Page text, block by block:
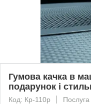
Гумова качка в
подарунок і
Код: Кр-110р Послуга